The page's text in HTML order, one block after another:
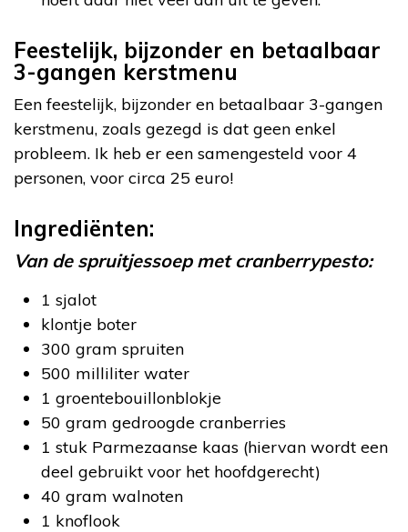
Feestelijk, bijzonder en betaalbaar
3-gangen kerstmenu
Een feestelijk, bijzonder en betaalbaar 3-gangen
kerstmenu, zoals gezegd is dat geen enkel
probleem. Ik heb er een samengesteld voor 4
personen, voor circa 25 euro!
Ingrediënten:
Van de spruitjessoep met cranberrypesto:
1 sjalot
klontje boter
300 gram spruiten
500 milliliter water
1 groentebouillonblokje
50 gram gedroogde cranberries
1 stuk Parmezaanse kaas (hiervan wordt een
deel gebruikt voor het hoofdgerecht)
40 gram walnoten
1 knoflook